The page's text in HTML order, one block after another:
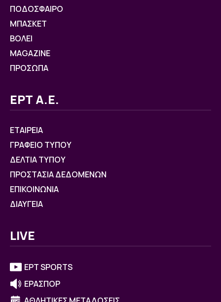
ΠΟΔΟΣΦΑΙΡΟ
ΜΠΑΣΚΕΤ
ΒOΛΕΙ
MAGAZINE
ΠΡΟΣΩΠΑ
ΕΡΤ Α.Ε.
ΕΤΑΙΡΕΙΑ
ΓΡΑΦΕΙΟ ΤΥΠΟΥ
ΔΕΛΤΙΑ ΤΥΠΟΥ
ΠΡΟΣΤΑΣΙΑ ΔΕΔΟΜΕΝΩΝ
ΕΠΙΚΟΙΝΩΝΙΑ
ΔΙΑΥΓΕΙΑ
LIVE
ΕΡΤ SPORTS
ΕΡΑΣΠΟΡ